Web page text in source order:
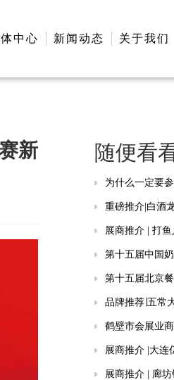
中心 新闻动态 关于我们
新
随便看
为什么一定要
重磅推介|白酒龙头企业、
展商推介 | 打鱼人
第十五届中国奶业大会
第十五届北京餐博会秋季展/2025
品牌推荐∣五常大米领军品牌乔
鹤壁市会展业商会成立
展商推介 |大连亿海将携
展商推介 | 廊坊锦食